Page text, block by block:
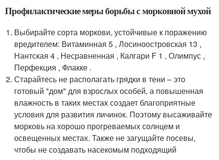
Профилактические меры борьбы с морковной мухой
Выбирайте сорта моркови, устойчивые к поражению
вредителем: Витаминная 5 , Лосиноостровская 13 ,
Нантская 4 , Несравненная , Калгари F 1 , Олимпус ,
Перфекция , Флакке .
Старайтесь не располагать грядки в тени – это
готовый "дом" для взрослых особей, а повышенная
влажность в таких местах создает благоприятные
условия для развития личинок. Поэтому высаживайте
морковь на хорошо прогреваемых солнцем и
освещенных местах. Также не загущайте посевы,
чтобы не создавать насекомым подходящий